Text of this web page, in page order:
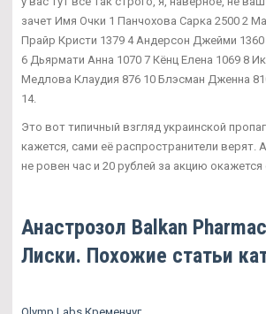
зачет Имя Очки 1 Панчохова Сарка 2500 2
Прайр Кристи 1379 4 Андерсон Джейми 1360
6 Дьярмати Анна 1070 7 Кёнц Елена 1069 8
Медлова Клаудия 876 10 Блэсман Дженна
14.
Это вот типичный взгляд украинской
кажется, сами её распространители верят.
не ровен час и 20 рублей за акцию
Анастрозол Balkan
Лиски. Похожие статьи